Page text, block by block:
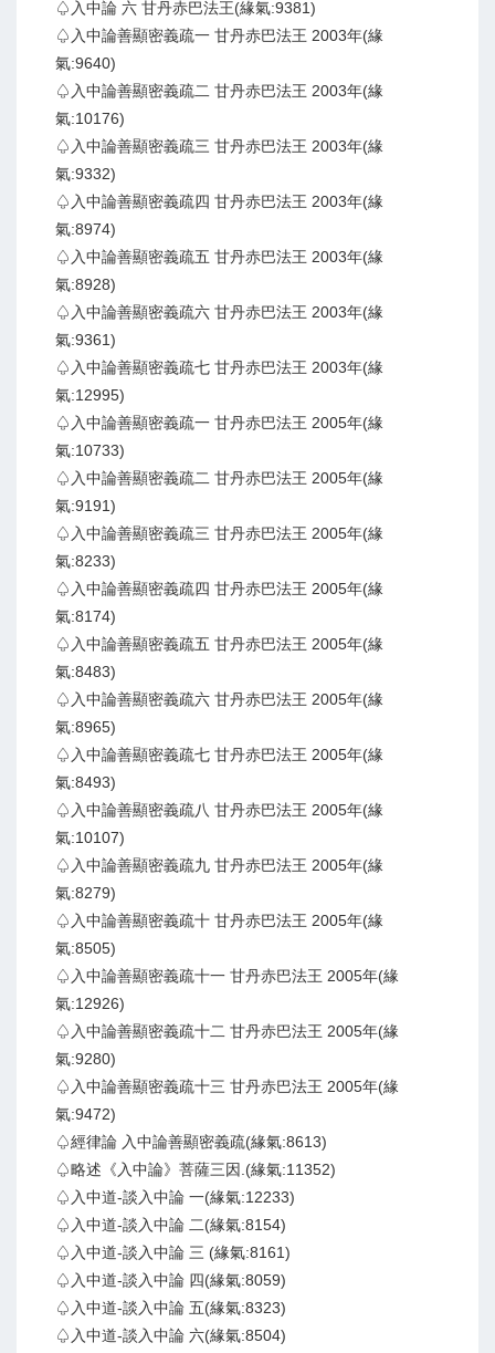
♤入中論 六 甘丹赤巴法王(緣氣:9381)
♤入中論善顯密義疏一 甘丹赤巴法王 2003年(緣
氣:9640)
♤入中論善顯密義疏二 甘丹赤巴法王 2003年(緣
氣:10176)
♤入中論善顯密義疏三 甘丹赤巴法王 2003年(緣
氣:9332)
♤入中論善顯密義疏四 甘丹赤巴法王 2003年(緣
氣:8974)
♤入中論善顯密義疏五 甘丹赤巴法王 2003年(緣
氣:8928)
♤入中論善顯密義疏六 甘丹赤巴法王 2003年(緣
氣:9361)
♤入中論善顯密義疏七 甘丹赤巴法王 2003年(緣
氣:12995)
♤入中論善顯密義疏一 甘丹赤巴法王 2005年(緣
氣:10733)
♤入中論善顯密義疏二 甘丹赤巴法王 2005年(緣
氣:9191)
♤入中論善顯密義疏三 甘丹赤巴法王 2005年(緣
氣:8233)
♤入中論善顯密義疏四 甘丹赤巴法王 2005年(緣
氣:8174)
♤入中論善顯密義疏五 甘丹赤巴法王 2005年(緣
氣:8483)
♤入中論善顯密義疏六 甘丹赤巴法王 2005年(緣
氣:8965)
♤入中論善顯密義疏七 甘丹赤巴法王 2005年(緣
氣:8493)
♤入中論善顯密義疏八 甘丹赤巴法王 2005年(緣
氣:10107)
♤入中論善顯密義疏九 甘丹赤巴法王 2005年(緣
氣:8279)
♤入中論善顯密義疏十 甘丹赤巴法王 2005年(緣
氣:8505)
♤入中論善顯密義疏十一 甘丹赤巴法王 2005年(緣
氣:12926)
♤入中論善顯密義疏十二 甘丹赤巴法王 2005年(緣
氣:9280)
♤入中論善顯密義疏十三 甘丹赤巴法王 2005年(緣
氣:9472)
♤經律論 入中論善顯密義疏(緣氣:8613)
♤略述《入中論》菩薩三因.(緣氣:11352)
♤入中道-談入中論 一(緣氣:12233)
♤入中道-談入中論 二(緣氣:8154)
♤入中道-談入中論 三 (緣氣:8161)
♤入中道-談入中論 四(緣氣:8059)
♤入中道-談入中論 五(緣氣:8323)
♤入中道-談入中論 六(緣氣:8504)